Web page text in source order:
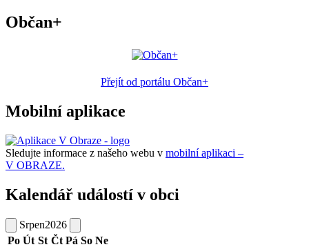
Občan+
Přejít od portálu Občan+
Mobilní aplikace
Sledujte informace z našeho webu v mobilní aplikaci –
V OBRAZE.
Kalendář událostí v obci
Srpen2026
Po Út St Čt Pá So Ne